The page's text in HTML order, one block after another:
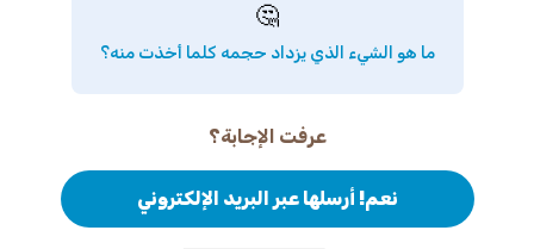
🤔
ما هو الشيء الذي يزداد حجمه كلما أخذت منه؟
عرفت الإجابة؟
نعم! أرسلها عبر البريد الإلكتروني